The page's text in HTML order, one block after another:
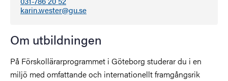
karin.wester@gu.se
Om utbildningen
På Förskollärarprogrammet i Göteborg studerar du i en
miljö med omfattande och internationellt framgångsrik